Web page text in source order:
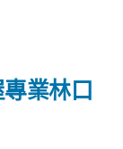
業林口